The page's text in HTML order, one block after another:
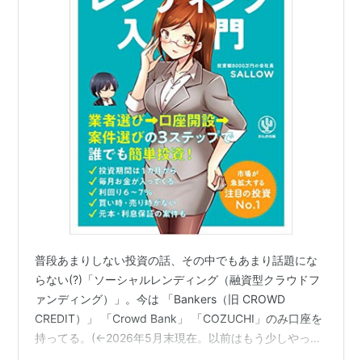
普段あまりしない投資の話、その中でもあまり話題にな
らない(?)「ソーシャルレンディング（融資型クラウドフ
ァンディング）」。今は 「Bankers（旧 CROWD
CREDIT）」 「Crowd Bank」 「COZUCHI」のみ口座を
持ってる。(←2026年5月末現在。以前はもう少しやって